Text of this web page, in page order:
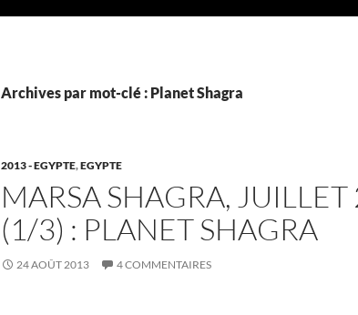
Archives par mot-clé : Planet Shagra
2013 - EGYPTE,EGYPTE
MARSA SHAGRA,
(1/3) : PLANET SHAGRA
24 AOÛT 2013 4 COMMENTAIRES